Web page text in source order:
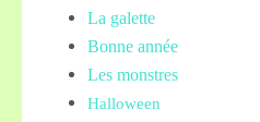
La galette
Bonne année
Les monstres
Halloween